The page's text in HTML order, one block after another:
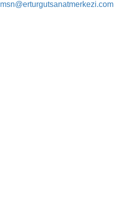
msn@erturgutsanatmerkezi.com